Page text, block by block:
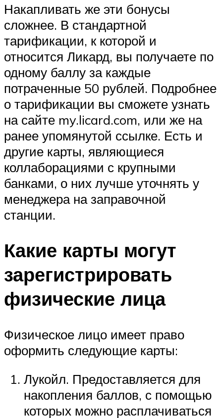
Накапливать же эти бонусы
сложнее. В стандартной
тарификации, к которой и
относится Ликард, вы получаете по
одному баллу за каждые
потраченные 50 рублей. Подробнее
о тарификации вы сможете узнать
на сайте my.licard.com, или же на
ранее упомянутой ссылке. Есть и
другие карты, являющиеся
коллаборациями с крупными
банками, о них лучше уточнять у
менеджера на заправочной
станции.
Какие карты могут
зарегистрировать
физические лица
Физическое лицо имеет право
оформить следующие карты:
Лукойл. Предоставляется для
накопления баллов, с помощью
которых можно расплачиваться